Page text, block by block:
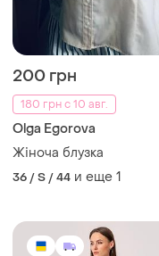
200 грн
180 грн с 10 авг.
Olga Egorova
Жіноча блузка
36 / S / 44 и еще 1